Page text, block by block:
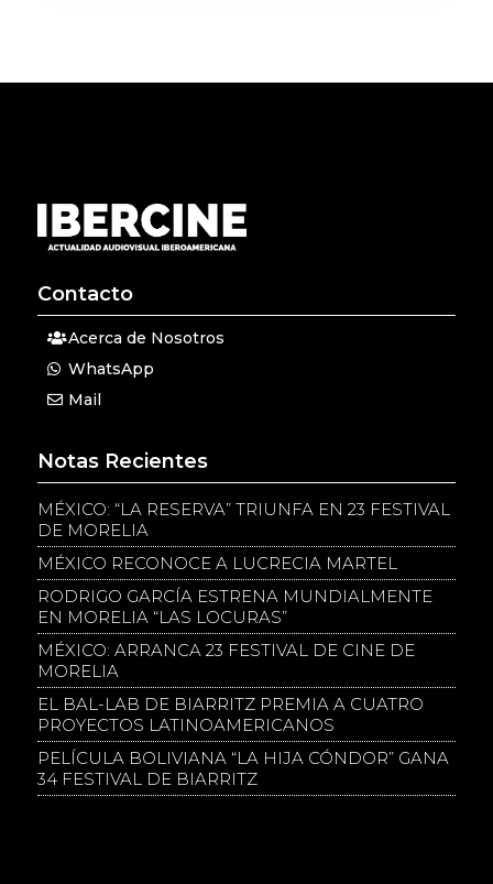
Contacto
Acerca de Nosotros
WhatsApp
Mail
Notas Recientes
MÉXICO: “LA RESERVA” TRIUNFA EN 23 FESTIVAL
DE MORELIA
MÉXICO RECONOCE A LUCRECIA MARTEL
RODRIGO GARCÍA ESTRENA MUNDIALMENTE
EN MORELIA “LAS LOCURAS”
MÉXICO: ARRANCA 23 FESTIVAL DE CINE DE
MORELIA
EL BAL-LAB DE BIARRITZ PREMIA A CUATRO
PROYECTOS LATINOAMERICANOS
PELÍCULA BOLIVIANA “LA HIJA CÓNDOR” GANA
34 FESTIVAL DE BIARRITZ